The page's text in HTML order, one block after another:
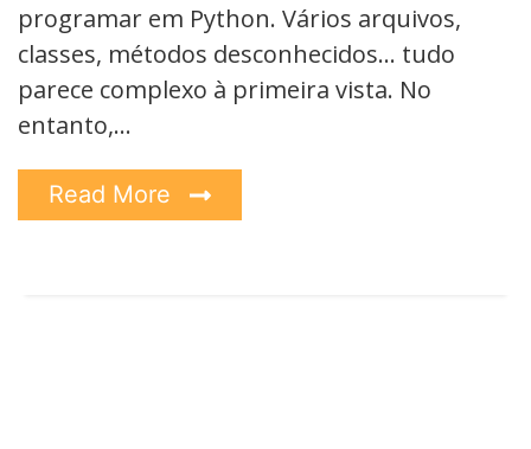
programar em Python. Vários arquivos,
classes, métodos desconhecidos… tudo
parece complexo à primeira vista. No
entanto,…
Read More